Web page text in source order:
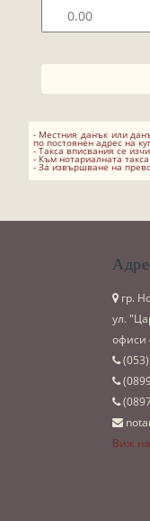
- Местния данък или
по постоянен адрес на
- Такса вписвания се
- Към нотариалната
- За извършване на
гр.
ул.
офиси
Виж